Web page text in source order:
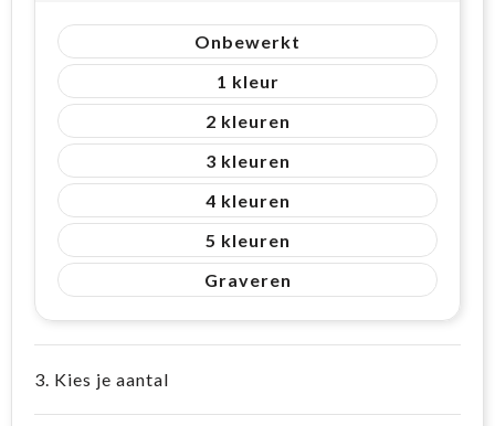
Onbewerkt
1
2
3
4
5
Graveren
3. Kies je aantal